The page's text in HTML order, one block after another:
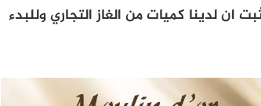
الى 3 سنوات قبل ان نُثبت ان لدينا كميات من الغاز التجاري وللبدء